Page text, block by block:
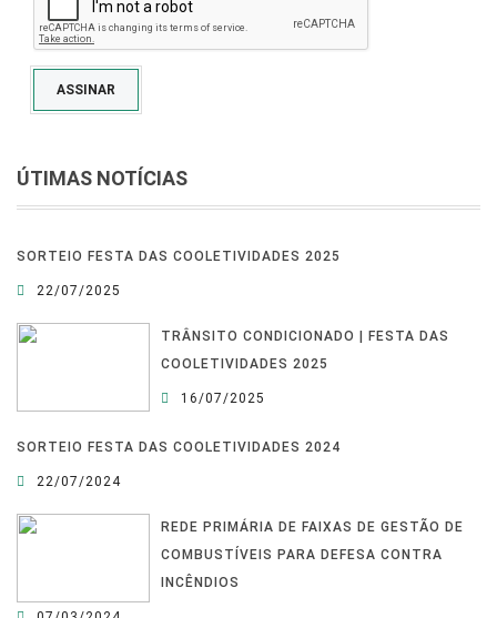
ASSINAR
ÚTIMAS NOTÍCIAS
SORTEIO FESTA DAS COOLETIVIDADES 2025
22/07/2025
TRÂNSITO CONDICIONADO | FESTA DAS
COOLETIVIDADES 2025
16/07/2025
SORTEIO FESTA DAS COOLETIVIDADES 2024
22/07/2024
REDE PRIMÁRIA DE FAIXAS DE GESTÃO DE
COMBUSTÍVEIS PARA DEFESA CONTRA
INCÊNDIOS